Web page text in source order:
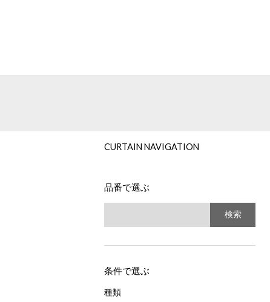
CURTAIN NAVIGATION
品番で選ぶ
検索
条件で選ぶ
種類